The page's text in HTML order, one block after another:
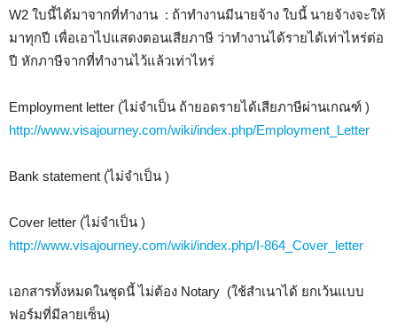
W2 ใบนี้ได้มาจากที่ทำงาน : ถ้าทำงานมีนายจ้าง ใบนี้ นายจ้างจะให้
มาทุกปี เพื่อเอาไปแสดงตอนเสียภาษี ว่าทำงานได้รายได้เท่าไหร่ต่อ
ปี หักภาษีจากที่ทำงานไว้แล้วเท่าไหร่
Employment letter (ไม่จำเป็น ถ้ายอดรายได้เสียภาษีผ่านเกณฑ์ )
http://www.visajourney.com/wiki/index.php/Employment_Letter
Bank statement (ไม่จำเป็น )
Cover letter (ไม่จำเป็น )
http://www.visajourney.com/wiki/index.php/I-864_Cover_letter
เอกสารทั้งหมดในชุดนี้ ไม่ต้อง Notary (ใช้สำเนาได้ ยกเว้นแบบ
ฟอร์มที่มีลายเซ็น)